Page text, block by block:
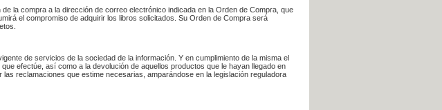
la compra a la dirección de correo electrónico indicada en la Orden de Compra, que
el compromiso de adquirir los libros solicitados. Su Orden de Compra será
de servicios de la sociedad de la información. Y en cumplimiento de la misma el
efectúe, así como a la devolución de aquellos productos que le hayan llegado en
reclamaciones que estime necesarias, amparándose en la legislación reguladora